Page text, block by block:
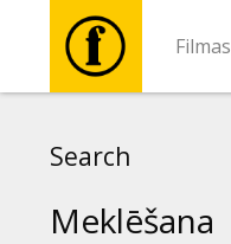
Filmas
Search
Meklēšana